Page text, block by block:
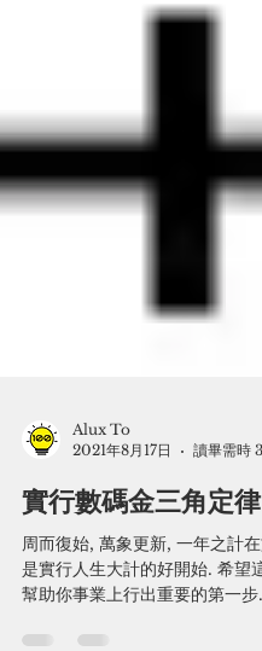
Alux To
2021年8月17日
讀畢需時
實行數碼金三角定律
周而復始, 萬象更新, 一年之計